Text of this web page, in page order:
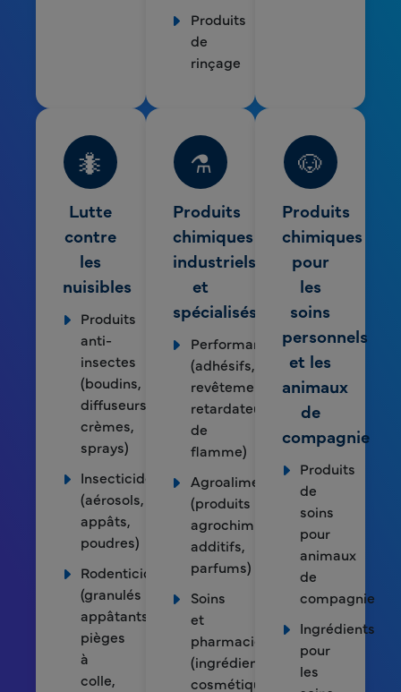
Produits
de
rinçage
🐜
Lutte
contre
les
nuisibles
Produits
anti-
insectes
(boudins,
diffuseurs,
crèmes,
sprays)
Insecticides
(aérosols,
appâts,
poudres)
Rodenticides
(granulés
appâtants,
pièges
à
colle,
⚗️
Produits
chimiques
industriels
et
spécialisés
Performances
(adhésifs,
revêtements,
retardateurs
de
flamme)
Agroalimentaire
(produits
agrochimiques,
additifs,
parfums)
Soins
et
pharmacie
(ingrédients
cosmétiques
🐶
Produits
chimiques
pour
les
soins
personnels
et les
animaux
de
compagnie
Produits
de
soins
pour
animaux
de
compagnie
Ingrédients
pour
les